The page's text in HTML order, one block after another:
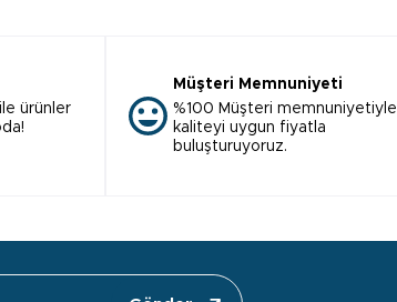
ürünler
Müşteri Memnuniyeti
%100 Müşteri memnuniyetiyle
kaliteyi uygun fiyatla
buluşturuyoruz.